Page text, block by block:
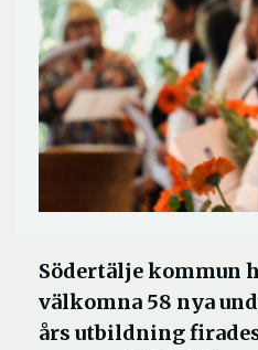
Södertälje kommun
välkomna 58 nya
års utbildning